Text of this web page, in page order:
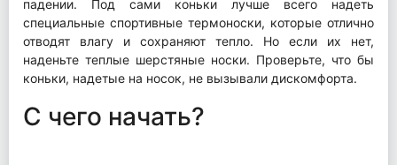
падении. Под сами коньки лучше всего надеть
специальные спортивные термоноски, которые отлично
отводят влагу и сохраняют тепло. Но если их нет,
наденьте теплые шерстяные носки. Проверьте, что бы
коньки, надетые на носок, не вызывали дискомфорта.
С чего начать?